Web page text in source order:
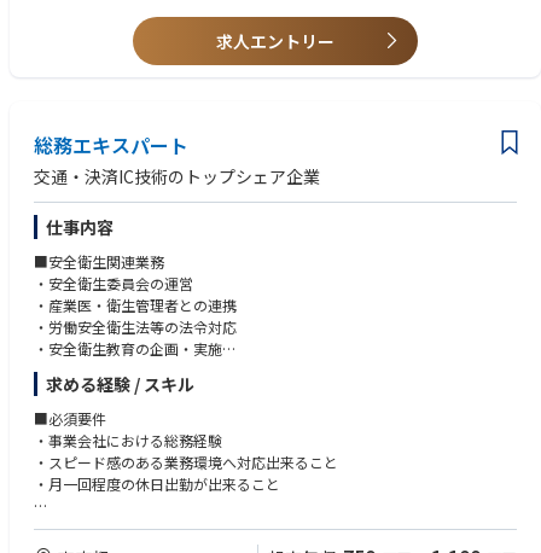
※ステップアップに向けて必要なスキルや経験を段階的に積んでいけるよ
う、支援いたします。
※ 経営陣・現場マネージャーとの密なコミュニケーションを重視している
ため、
対面での業務を基本としています
※ご家庭事情に配慮した働き方などは、選考で柔軟に相談可能です
就業時間は10:00～19:00となりますが、前後2時間以内の時差勤務も可能
です
例）8:00～17:00、12:00～21:00など
いう市場を新たに生み出し、積極的なM&Aによる経営戦略によって事業領
域を急拡大するなど、常に世の中に大きなイノベーションを起こそうと奮
アパレルの「JEANS MATE」などがあり、現在までに約70社とM&Aを行
い、のべ85事業を手掛けているtoCの事業会社の側面もございます。
グループ会社の領域は美容、アパレル、スポーツ、生活雑貨等の小売、食
品など幅広く、一見すると「ジムとは全く関係がない」と思われる方も多
いでしょう。
しかし、M&Aを積極的に推進する背景には”「人は変われる。」を証明す
る”の企業理念が軸となっており、RIZAPを起点としながら人々の「自己実
現」を提供し、人生のライフスタイルをトータルサポートできるような事
業構想を描いております。
また直近では、完全無人の24時間ジム「chocozap」という新規事業を推
進しており、
リアル店舗×デジタルの側面から日本の健康寿命の延伸に取り組み、
あらゆる年代の人々の自己実現が可能な社会を目指しています。
chocoZAP
「chocoZAP （ちょこざっぷ）」は、ライザップが監修する軽い運動から
始められる初心者向けのフィットネスジムです。
● 海外子会社（現地法人）の人事制度設計、給与設計、規程策定など）の
実務経験がある。
ずれかにおける人事労務実務、または駐在経験。
● Ｍ＆A等に伴う複数の人事制度統合（PMI）の経験。
● 変化の大きい環境（スタートアップや変革期の企業など）での実務経
験。
【求める人物像】
● 高いコミュニケーション能力と柔軟性： 本社の意向を押し付けるので
はなく、各国の文化や商習慣を尊重しながら合意形成ができる方。
● 論理的思考力と突破力： 不確実な環境（前例がない、法改正が頻繁な
ど）においても、課題の本質を見抜き、解決までやりきる推進力のある
方。
● オーナーシップ： 自身の役割を限定せず、経営目線を持って自発的に
求人エントリー
総務エキスパート
交通・決済IC技術のトップシェア企業
仕事内容
■安全衛生関連業務
・安全衛生委員会の運営
・産業医・衛生管理者との連携
・労働安全衛生法等の法令対応
・安全衛生教育の企画・実施
・労働災害発生時の対応・再発防止活動 など
■防火・防災業務
・防災訓練の企画・運営
・BCP・災害対策の推進
・防災備蓄品の管理
・消防設備点検対応 など
■総務業務全般
求める経験 / スキル
■必須要件
・事業会社における総務経験
・スピード感のある業務環境へ対応出来ること
・月一回程度の休日出勤が出来ること
■歓迎要件